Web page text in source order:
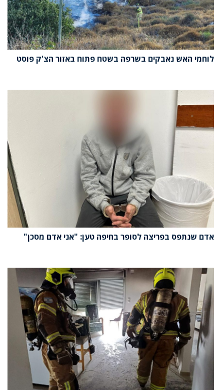
לוחמי האש נאבקים בשרפה בשטח פתוח באזור הצ'ק פוסט
אדם שנתפס בפריצה לסופר בחיפה טען: "אני אדם מסכן"